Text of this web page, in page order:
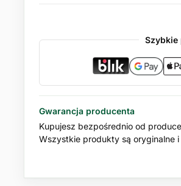
Szybkie
Gwarancja producenta
Kupujesz bezpośrednio od
Wszystkie produkty są oryginalne